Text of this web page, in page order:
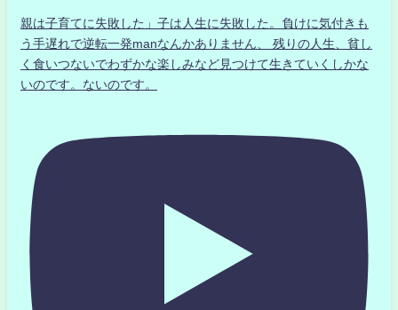
親は子育てに失敗した」子は人生に失敗した。負けに気付きも
う手遅れで逆転一発manなんかありません、 残りの人生、貧し
く食いつないでわずかな楽しみなど見つけて生きていくしかな
いのです。ないのです。